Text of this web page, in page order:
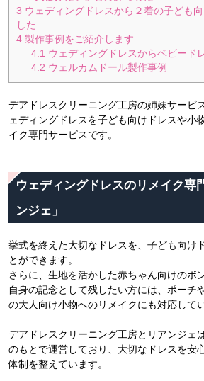
3 ウェディングドレスから２着の子ども
した
4 製作事例をご紹介します
4.1 ウェディングドレスからベビード
4.2 ウェルカムドール製作事例
デアドレスクリーニング工房の姉妹サービ
ェディングドレスを子ども向けドレスや小
イク専門サービスです。
ウェディングドレスのリメイク専
ンジェ」
挙式を終えた大切なドレスを、子ども向け
とができます。
さらに、生地を活かした赤ちゃん向けのボ
自身の記念として残したい方には、ポーチ
の大人向け小物へのリメイクにも対応して
デアドレスクリーニング工房とリアンジェ
のもとで運営しており、大切なドレスを安
体制を整えています。